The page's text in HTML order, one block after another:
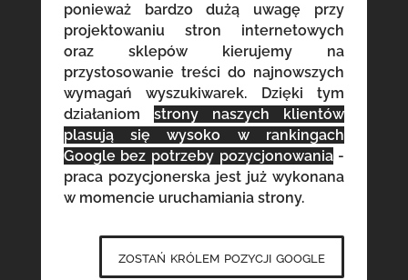
ponieważ bardzo dużą uwagę przy
projektowaniu stron internetowych
oraz sklepów kierujemy na
przystosowanie treści do najnowszych
wymagań wyszukiwarek. Dzięki tym
działaniom strony naszych klientów
plasują się wysoko w rankingach
Google bez potrzeby pozycjonowania-
praca pozycjonerska jest już wykonana
w momencie uruchamiania strony.
zostań królem pozycji google